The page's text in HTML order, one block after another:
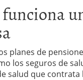
funciona
planes de
los seguros de
salud que contrata